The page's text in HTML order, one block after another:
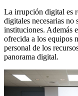
La irrupción digital es
digitales necesarias no
instituciones. Además
ofrecida a los equipos
personal de los
panorama digital.